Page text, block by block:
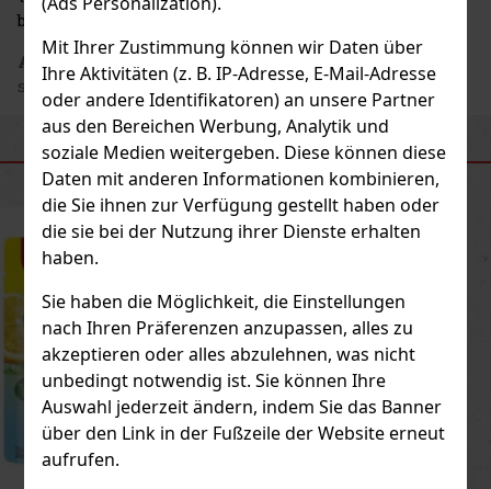
Mit Ihrer Zustimmung können wir Daten über
Ihre Aktivitäten (z. B. IP-Adresse, E-Mail-Adresse
oder andere Identifikatoren) an unsere Partner
aus den Bereichen Werbung, Analytik und
soziale Medien weitergeben. Diese können diese
Daten mit anderen Informationen kombinieren,
die Sie ihnen zur Verfügung gestellt haben oder
die sie bei der Nutzung ihrer Dienste erhalten
haben.
Sie haben die Möglichkeit, die Einstellungen
nach Ihren Präferenzen anzupassen, alles zu
akzeptieren oder alles abzulehnen, was nicht
unbedingt notwendig ist. Sie können Ihre
Auswahl jederzeit ändern, indem Sie das Banner
über den Link in der Fußzeile der Website erneut
aufrufen.
beeindrucken wird.
Adresse des Herstellers: RASPENAVA DISTILLERY
s.r.o., Nádražní 101, 464 01 Raspenava, CZ
ÄHNLICHE PRODUKTE